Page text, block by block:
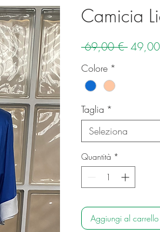
Camicia
69,00 € Prezzo
Colore *
Taglia *
Seleziona
Quantità *
Aggiungi al carrello